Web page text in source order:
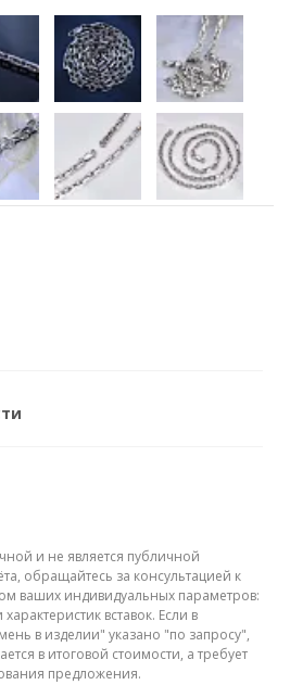
и не является публичной
обращайтесь за консультацией к
ваших индивидуальных параметров:
вставок. Если в
в изделии" указано "по запросу",
в итоговой стоимости, а требует
предложения.